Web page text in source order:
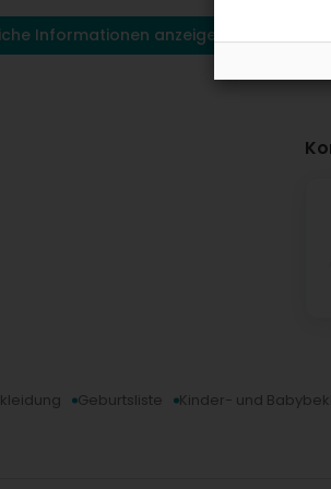
Informationen anzeigen
Geburtsliste Kinder- und